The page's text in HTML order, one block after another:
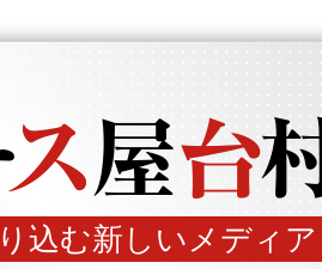
込む新しいメディア